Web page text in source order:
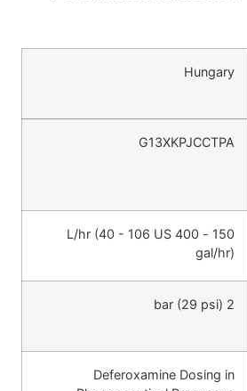
Hungary
G13XKPJCCTPA
150 - 400 L/hr (40 - 106 US
gal/hr)
2 bar (29 psi)
Deferoxamine Dosing in